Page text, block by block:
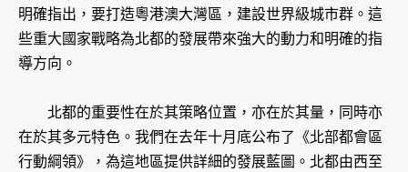
明確指出，要打造粵港澳大灣區，建設世界級城市群。這
些重大國家戰略為北都的發展帶來強大的動力和明確的指
導方向。
北都的重要性在於其策略位置，亦在於其量，同時亦
在於其多元特色。我們在去年十月底公布了《北部都會區
行動綱領》，為這地區提供詳細的發展藍圖。北都由西至